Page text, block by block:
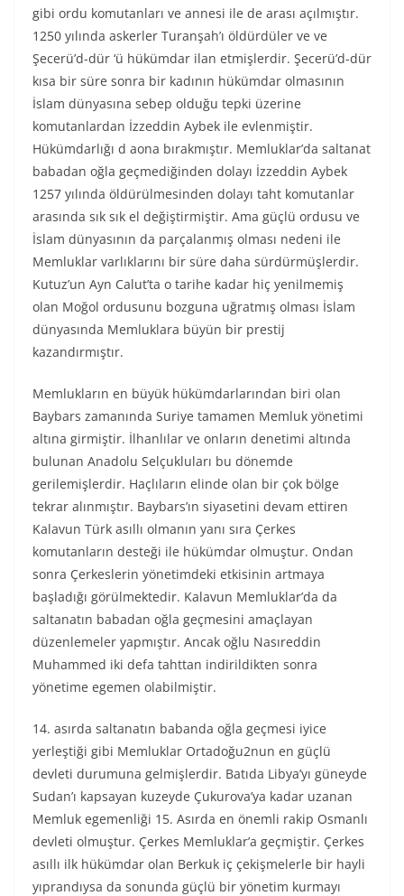
gibi ordu komutanları ve annesi ile de arası açılmıştır.
1250 yılında askerler Turanşah’ı öldürdüler ve ve
Şecerü’d-dür ‘ü hükümdar ilan etmişlerdir. Şecerü’d-dür
kısa bir süre sonra bir kadının hükümdar olmasının
İslam dünyasına sebep olduğu tepki üzerine
komutanlardan İzzeddin Aybek ile evlenmiştir.
Hükümdarlığı d aona bırakmıştır. Memluklar’da saltanat
babadan oğla geçmediğinden dolayı İzzeddin Aybek
1257 yılında öldürülmesinden dolayı taht komutanlar
arasında sık sık el değiştirmiştir. Ama güçlü ordusu ve
İslam dünyasının da parçalanmış olması nedeni ile
Memluklar varlıklarını bir süre daha sürdürmüşlerdir.
Kutuz’un Ayn Calut’ta o tarihe kadar hiç yenilmemiş
olan Moğol ordusunu bozguna uğratmış olması İslam
dünyasında Memluklara büyün bir prestij
kazandırmıştır.
Memlukların en büyük hükümdarlarından biri olan
Baybars zamanında Suriye tamamen Memluk yönetimi
altına girmiştir. İlhanlılar ve onların denetimi altında
bulunan Anadolu Selçukluları bu dönemde
gerilemişlerdir. Haçlıların elinde olan bir çok bölge
tekrar alınmıştır. Baybars’ın siyasetini devam ettiren
Kalavun Türk asıllı olmanın yanı sıra Çerkes
komutanların desteği ile hükümdar olmuştur. Ondan
sonra Çerkeslerin yönetimdeki etkisinin artmaya
başladığı görülmektedir. Kalavun Memluklar’da da
saltanatın babadan oğla geçmesini amaçlayan
düzenlemeler yapmıştır. Ancak oğlu Nasıreddin
Muhammed iki defa tahttan indirildikten sonra
yönetime egemen olabilmiştir.
14. asırda saltanatın babanda oğla geçmesi iyice
yerleştiği gibi Memluklar Ortadoğu2nun en güçlü
devleti durumuna gelmişlerdir. Batıda Libya’yı güneyde
Sudan’ı kapsayan kuzeyde Çukurova’ya kadar uzanan
Memluk egemenliği 15. Asırda en önemli rakip Osmanlı
devleti olmuştur. Çerkes Memluklar’a geçmiştir. Çerkes
asıllı ilk hükümdar olan Berkuk iç çekişmelerle bir hayli
yıprandıysa da sonunda güçlü bir yönetim kurmayı